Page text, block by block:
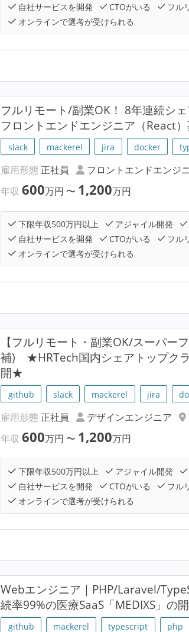
自社サービスを開発
CTOがいる フル
オンラインで選考が受けられる
フルリモート/副業OK！ 8年連続シ
フロントエンドエンジニア（React）
slack mackerel jira docker
雇用形態 正社員 フロントエンドエンジ
年収600万円 〜 1,200万円
下限年収500万円以上 アジャイル開発
自社サービスを開発
CTOがいる フル
オンラインで選考が受けられる
【フルリモート・副業OK/スーパー
補) ★HRTech国内シェアトップク
開★
github slack mackerel jira
雇用形態 正社員 デザインエンジニア
年収600万円 〜 1,200万円
下限年収500万円以上 アジャイル開発
自社サービスを開発
CTOがいる フル
オンラインで選考が受けられる
Webエンジニア｜PHP/Laravel/
続率99%の医療SaaS「MEDIXS」の
github mackerel typescript php